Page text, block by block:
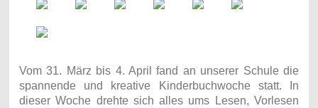
Vom 31. März bis 4. April fand an unserer Schule die
spannende und kreative Kinderbuchwoche statt. In
dieser Woche drehte sich alles ums Lesen, Vorlesen